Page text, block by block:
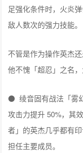
足强化条件时，火炎
敌人数次的强力技能。
不管是作为操作英杰
他不愧「超忍」之名，
⚫ 绫音固有战法「雾
攻击力提升 50%，其
者」的英杰几乎都有
担任主要成员。